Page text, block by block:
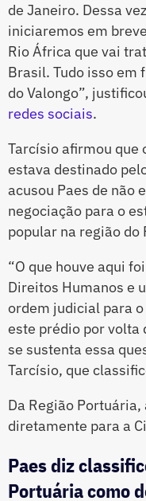
de Janeiro. Dessa
iniciaremos em
Rio África que vai
Brasil. Tudo isso em
do Valongo”,
redes sociais.
Tarcísio afirmou que
estava destinado
acusou Paes de não
negociação para o
popular na região do
“O que houve aqui
Direitos Humanos e
ordem judicial para
este prédio por volta
se sustenta essa
Tarcísio, que
Da Região
diretamente para a
Paes diz
Portuária como